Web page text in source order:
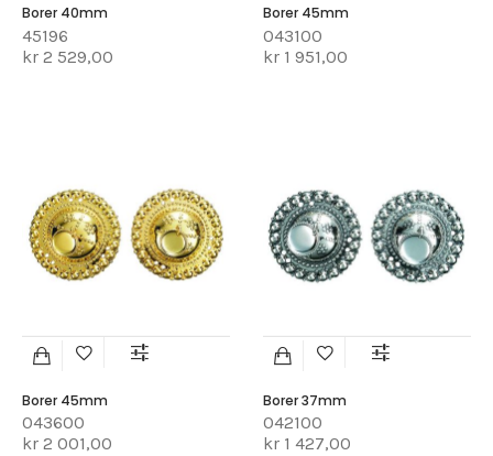
Borer 40mm
45196
kr 2 529,00
Borer 45mm
043100
kr 1 951,00
Borer 45mm
043600
kr 2 001,00
Borer 37mm
042100
kr 1 427,00